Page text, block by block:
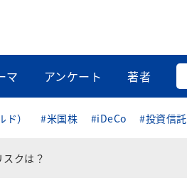
マ アンケート 著者
） #米国株 #iDeCo #投資信託
クは？